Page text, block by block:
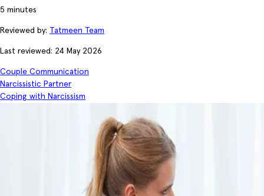
5 minutes
Reviewed by: Tatmeen Team
Last reviewed: 24 May 2026
Couple Communication
Narcissistic Partner
Coping with Narcissism